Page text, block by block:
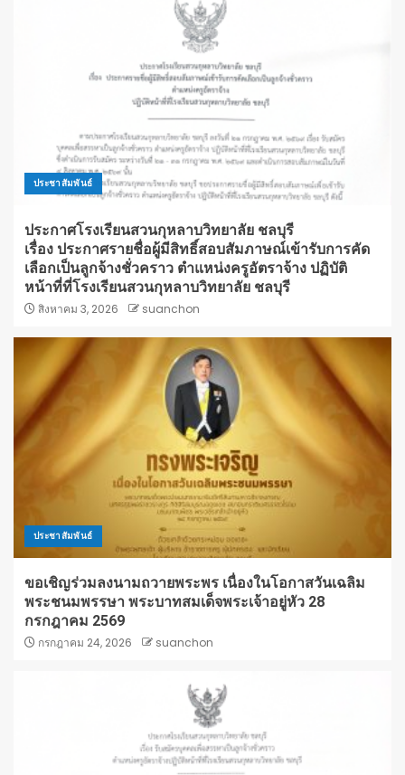
ประชาสัมพันธ์
ประกาศโรงเรียนสวนกุหลาบวิทยาลัย ชลบุรี
เรื่อง ประกาศรายชื่อผู้มีสิทธิ์สอบสัมภาษณ์เข้ารับการคัด
เลือกเป็นลูกจ้างชั่วคราว ตำแหน่งครูอัตราจ้าง ปฏิบัติ
หน้าที่ที่โรงเรียนสวนกุหลาบวิทยาลัย ชลบุรี
สิงหาคม 3, 2026 suanchon
ประชาสัมพันธ์
ขอเชิญร่วมลงนามถวายพระพร เนื่องในโอกาสวันเฉลิม
พระชนมพรรษา พระบาทสมเด็จพระเจ้าอยู่หัว 28
กรกฎาคม 2569
กรกฎาคม 24, 2026 suanchon